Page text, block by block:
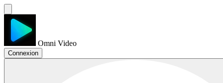
Omni Video
Connexion